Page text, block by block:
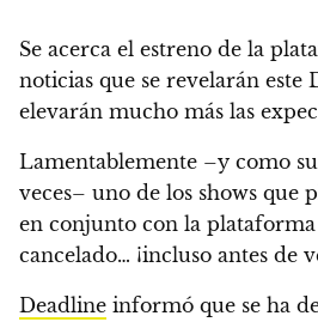
Se acerca el estreno de la
noticias que se revelarán este
elevarán mucho más las
Lamentablemente –y como
veces– uno de los shows que
en conjunto con la
cancelado… ¡incluso antes de
Deadline informó que se ha